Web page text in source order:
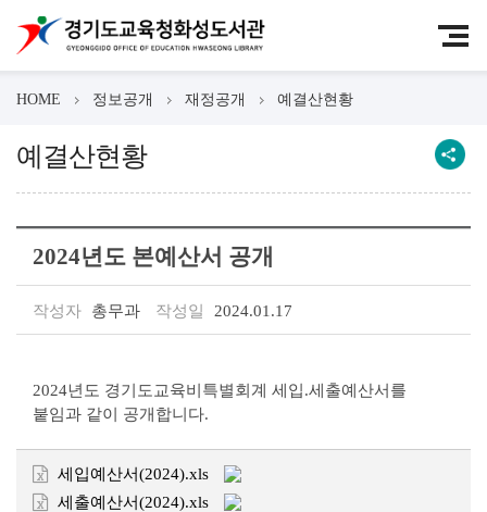
HOME 정보공개 재정공개 예결산현황
예결산현황
2024년도 본예산서 공개
작성자 총무과 작성일 2024.01.17
2024년도 경기도교육비특별회계 세입.세출예산서를
붙임과 같이 공개합니다.
세입예산서(2024).xls
세출예산서(2024).xls